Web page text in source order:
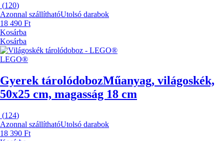
(120)
Azonnal szállíthatóUtolsó darabok
18 490 Ft
Kosárba
Kosárba
LEGO®
Gyerek tárolódobozMűanyag, világoskék,
50x25 cm, magasság 18 cm
(124)
Azonnal szállíthatóUtolsó darabok
18 390 Ft